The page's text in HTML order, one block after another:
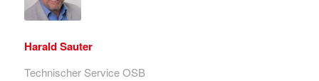
Harald Sauter
Technischer Service OSB